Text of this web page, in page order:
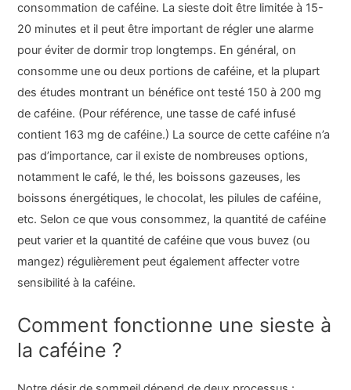
consommation de caféine. La sieste doit être limitée à 15-
20 minutes et il peut être important de régler une alarme
pour éviter de dormir trop longtemps. En général, on
consomme une ou deux portions de caféine, et la plupart
des études montrant un bénéfice ont testé 150 à 200 mg
de caféine. (Pour référence, une tasse de café infusé
contient 163 mg de caféine.) La source de cette caféine n’a
pas d’importance, car il existe de nombreuses options,
notamment le café, le thé, les boissons gazeuses, les
boissons énergétiques, le chocolat, les pilules de caféine,
etc. Selon ce que vous consommez, la quantité de caféine
peut varier et la quantité de caféine que vous buvez (ou
mangez) régulièrement peut également affecter votre
sensibilité à la caféine.
Comment fonctionne une sieste à
la caféine ?